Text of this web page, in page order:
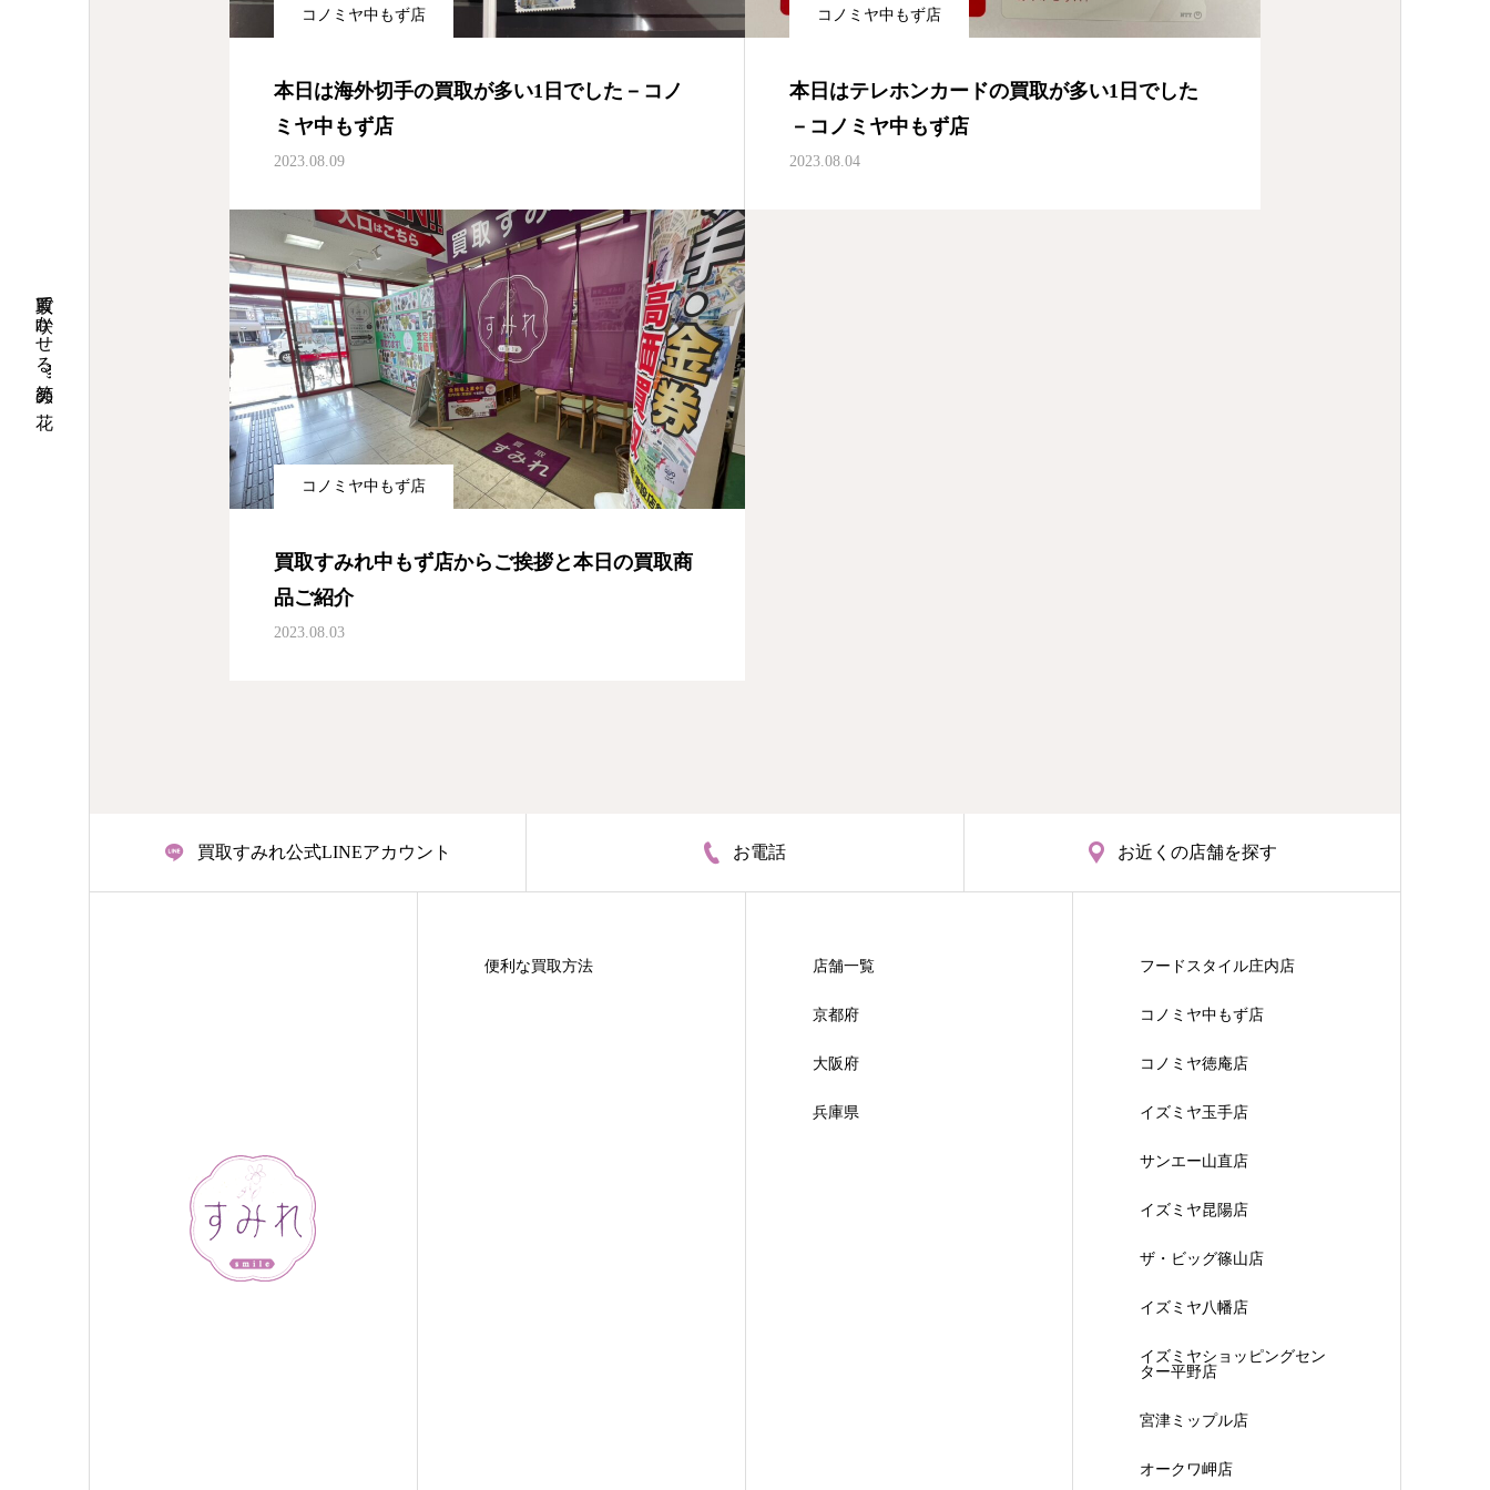
買取で咲かせる”笑顔”の花
コノミヤ中もず店
本日は海外切手の買取が多い1日でした－コノ
ミヤ中もず店
2023.08.09
コノミヤ中もず店
本日はテレホンカードの買取が多い1日でした
－コノミヤ中もず店
2023.08.04
コノミヤ中もず店
買取すみれ中もず店からご挨拶と本日の買取商
品ご紹介
2023.08.03
買取すみれ公式LINEアカウント お電話 お近くの店舗を探す
便利な買取方法 店舗一覧
京都府
大阪府
兵庫県
フードスタイル庄内店
コノミヤ中もず店
コノミヤ徳庵店
イズミヤ玉手店
サンエー山直店
イズミヤ昆陽店
ザ・ビッグ篠山店
イズミヤ八幡店
イズミヤショッピングセン
ター平野店
宮津ミップル店
オークワ岬店